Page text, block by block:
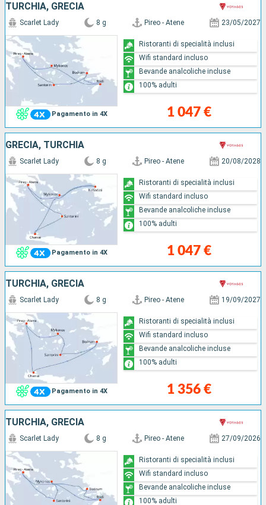
TURCHIA, GRECIA
Pagamento in 4X
Scarlet Lady 8 g Pireo - Atene 23/05/2027
1 047 €
Ristoranti di specialità inclusi
Wifi standard incluso
Bevande analcoliche incluse
100% adulti
GRECIA, TURCHIA
Pagamento in 4X
Scarlet Lady 8 g Pireo - Atene 20/08/2028
1 047 €
Ristoranti di specialità inclusi
Wifi standard incluso
Bevande analcoliche incluse
100% adulti
TURCHIA, GRECIA
Pagamento in 4X
Scarlet Lady 8 g Pireo - Atene 19/09/2027
1 356 €
Ristoranti di specialità inclusi
Wifi standard incluso
Bevande analcoliche incluse
100% adulti
TURCHIA, GRECIA
Scarlet Lady 8 g Pireo - Atene 27/09/2026
Ristoranti di specialità inclusi
Wifi standard incluso
Bevande analcoliche incluse
100% adulti